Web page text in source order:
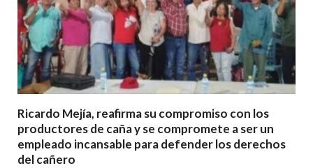
Ricardo Mejía, reafirma su compromiso con los
productores de caña y se compromete a ser un
empleado incansable para defender los derechos
del cañero